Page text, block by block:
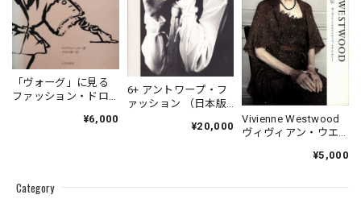
Category
「ヴォーグ」に見る
ファッション・ドロ
¥6,000
6+ アントワープ・フ
ァッション （日本版
¥20,000
Vivienne Westwood
ヴィヴィアン・ウエ
¥5,000